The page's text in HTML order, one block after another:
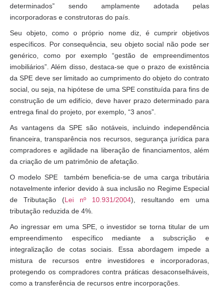
determinados” sendo amplamente adotada pelas
incorporadoras e construtoras do país.
Seu objeto, como o próprio nome diz, é cumprir objetivos
específicos. Por consequência, seu objeto social não pode ser
genérico, como por exemplo “gestão de empreendimentos
imobiliários”. Além disso, destaca-se que o prazo de existência
da SPE deve ser limitado ao cumprimento do objeto do contrato
social, ou seja, na hipótese de uma SPE constituída para fins de
construção de um edifício, deve haver prazo determinado para
entrega final do projeto, por exemplo, “3 anos”.
As vantagens da SPE são notáveis, incluindo independência
financeira, transparência nos recursos, segurança jurídica para
compradores e agilidade na liberação de financiamentos, além
da criação de um patrimônio de afetação.
O modelo SPE também beneficia-se de uma carga tributária
notavelmente inferior devido à sua inclusão no Regime Especial
de Tributação (Lei nº 10.931/2004), resultando em uma
tributação reduzida de 4%.
Ao ingressar em uma SPE, o investidor se torna titular de um
empreendimento específico mediante a subscrição e
integralização de cotas sociais. Essa abordagem impede a
mistura de recursos entre investidores e incorporadoras,
protegendo os compradores contra práticas desaconselháveis,
como a transferência de recursos entre incorporações.